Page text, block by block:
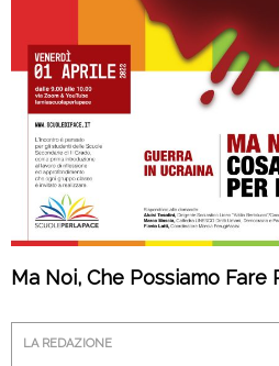
Ma Noi, Che Possiamo Fare
LA REDAZIONE